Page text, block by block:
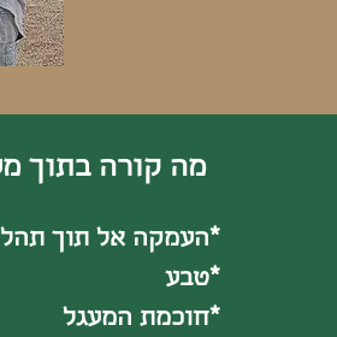
מה קורה בתוך
*העמקה אל תוך
*טבע
*חוכמת המעגל